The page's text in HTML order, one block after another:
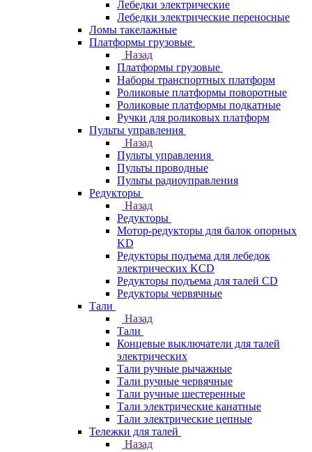
Лебедки электрические
Лебедки электрические переносные
Ломы такелажные
Платформы грузовые
Назад
Платформы грузовые
Наборы транспортных платформ
Роликовые платформы поворотные
Роликовые платформы подкатные
Ручки для роликовых платформ
Пульты управления
Назад
Пульты управления
Пульты проводные
Пульты радиоуправления
Редукторы
Назад
Редукторы
Мотор-редукторы для балок опорных
KD
Редукторы подъема для лебедок
электрических KCD
Редукторы подъема для талей CD
Редукторы червячные
Тали
Назад
Тали
Концевые выключатели для талей
электрических
Тали ручные рычажные
Тали ручные червячные
Тали ручные шестеренные
Тали электрические канатные
Тали электрические цепные
Тележки для талей
Назад